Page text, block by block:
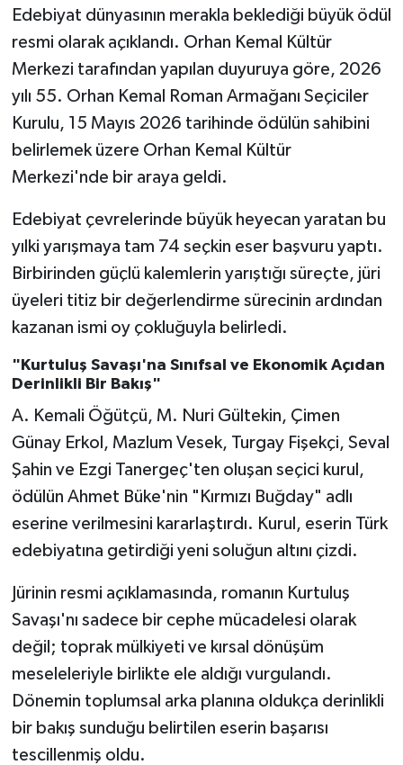
Edebiyat dünyasının merakla beklediği büyük ödül
resmi olarak açıklandı. Orhan Kemal Kültür
Merkezi tarafından yapılan duyuruya göre, 2026
yılı 55. Orhan Kemal Roman Armağanı Seçiciler
Kurulu, 15 Mayıs 2026 tarihinde ödülün sahibini
belirlemek üzere Orhan Kemal Kültür
Merkezi'nde bir araya geldi.
Edebiyat çevrelerinde büyük heyecan yaratan bu
yılki yarışmaya tam 74 seçkin eser başvuru yaptı.
Birbirinden güçlü kalemlerin yarıştığı süreçte, jüri
üyeleri titiz bir değerlendirme sürecinin ardından
kazanan ismi oy çokluğuyla belirledi.
"Kurtuluş Savaşı'na Sınıfsal ve Ekonomik Açıdan
Derinlikli Bir Bakış"
A. Kemali Öğütçü, M. Nuri Gültekin, Çimen
Günay Erkol, Mazlum Vesek, Turgay Fişekçi, Seval
Şahin ve Ezgi Tanergeç'ten oluşan seçici kurul,
ödülün Ahmet Büke'nin "Kırmızı Buğday" adlı
eserine verilmesini kararlaştırdı. Kurul, eserin Türk
edebiyatına getirdiği yeni soluğun altını çizdi.
Jürinin resmi açıklamasında, romanın Kurtuluş
Savaşı'nı sadece bir cephe mücadelesi olarak
değil; toprak mülkiyeti ve kırsal dönüşüm
meseleleriyle birlikte ele aldığı vurgulandı.
Dönemin toplumsal arka planına oldukça derinlikli
bir bakış sunduğu belirtilen eserin başarısı
tescillenmiş oldu.